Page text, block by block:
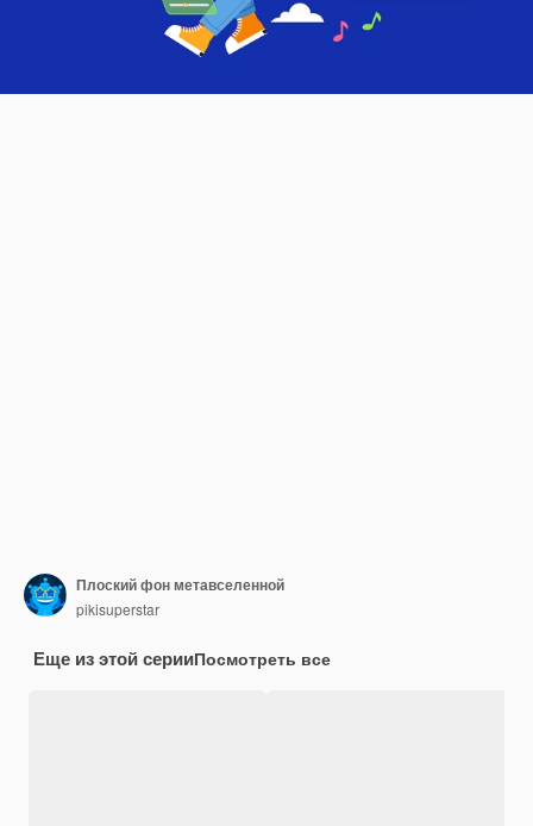
Плоский фон метавселенной
pikisuperstar
Еще из этой серииПосмотреть все